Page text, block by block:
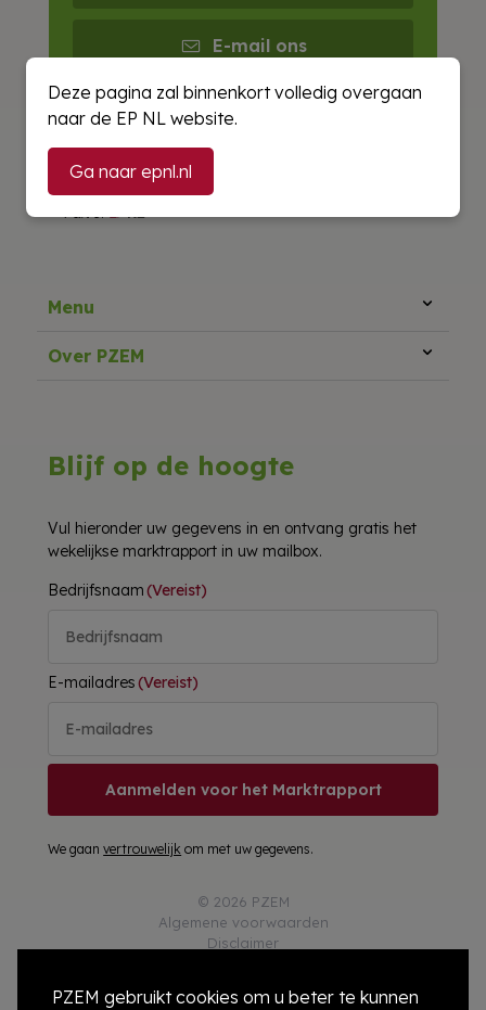
PZEM gebruikt cookies om u beter te kunnen
E-mail ons
Menu
Over PZEM
Blijf op de hoogte
Vul hieronder uw gegevens in en ontvang gratis het
wekelijkse marktrapport in uw mailbox.
Bedrijfsnaam(Vereist)
E-mailadres(Vereist)
Aanmelden voor het Marktrapport
We gaanvertrouwelijk om met uw gegevens.
© 2026 PZEM
Algemene voorwaarden
Disclaimer
Cookies
Deze pagina zal binnenkort volledig overgaan
naar de EP NL website.
Ga naar epnl.nl